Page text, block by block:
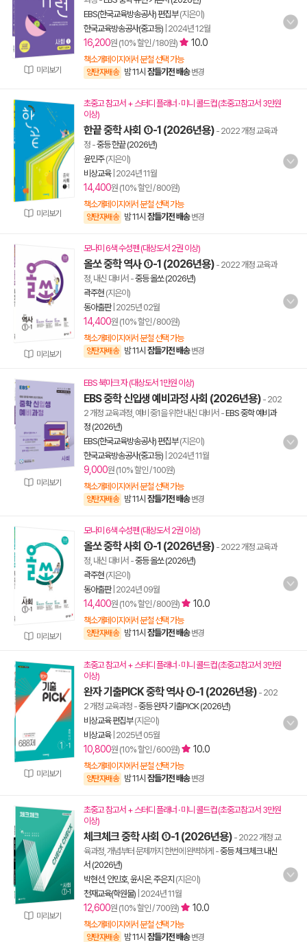
미리보기
EBS(한국교육방송공사) 편집부(지은이)
한국교육방송공사(중고등) 2024년 12월
16,200원 (10% 할인 / 180원) 10.0
책소개페이지에서 분철 선택 가능
양탄자배송 밤 11시 잠들기전 배송 변경
미리보기
초중고 참고서 + 스터디 플래너 · 미니 콜드컵 (초중고참고서 3만원
이상)
한끝 중학 사회 ①-1 (2026년용) - 2022 개정 교육과
정 -중등 한끝 (2026년)
윤민주(지은이)
비상교육| 2024년 11월
14,400원 (10% 할인 / 800원)
책소개페이지에서 분철 선택 가능
양탄자배송 밤 11시 잠들기전 배송 변경
미리보기
모나미 6색 수성펜 (대상도서 2권 이상)
올쏘 중학 역사 ①-1 (2026년용) - 2022 개정 교육과
정, 내신 대비서 -중등 올쏘 (2026년)
곽주현 (지은이)
동아출판| 2025년 02월
14,400원 (10% 할인 / 800원)
책소개페이지에서 분철 선택 가능
양탄자배송 밤 11시 잠들기전 배송 변경
미리보기
EBS 북마크 자 (대상도서 1만원 이상)
EBS 중학 신입생 예비과정 사회 (2026년용) - 202
2 개정 교육과정, 예비 중1을 위한 내신 대비서 -EBS 중학 예비과
정 (2026년)
EBS(한국교육방송공사) 편집부(지은이)
한국교육방송공사(중고등) 2024년 11월
9,000원 (10% 할인 / 100원)
책소개페이지에서 분철 선택 가능
양탄자배송 밤 11시 잠들기전 배송 변경
미리보기
모나미 6색 수성펜 (대상도서 2권 이상)
올쏘 중학 사회 ①-1 (2026년용) - 2022 개정 교육과
정, 내신 대비서 -중등 올쏘 (2026년)
곽주현 (지은이)
동아출판| 2024년 09월
14,400원 (10% 할인 / 800원) 10.0
책소개페이지에서 분철 선택 가능
양탄자배송 밤 11시 잠들기전 배송 변경
미리보기
초중고 참고서 + 스터디 플래너 · 미니 콜드컵 (초중고참고서 3만원
이상)
완자 기출PICK 중학 역사 ①-1 (2026년용) - 202
2 개정 교육과정 -중등 완자 기출PICK (2026년)
비상교육 편집부(지은이)
비상교육| 2025년 05월
10,800원 (10% 할인 / 600원) 10.0
책소개페이지에서 분철 선택 가능
양탄자배송 밤 11시 잠들기전 배송 변경
미리보기
초중고 참고서 + 스터디 플래너 · 미니 콜드컵 (초중고참고서 3만원
이상)
체크체크 중학 사회 ①-1 (2026년용) - 2022 개정 교
육과정, 개념부터 문제까지 한번에 완벽하게 -중등 체크체크 내신
서 (2026년)
박현선, 안민호, 윤시온, 주은지 (지은이)
천재교육(학원물) 2024년 11월
12,600원 (10% 할인 / 700원) 10.0
책소개페이지에서 분철 선택 가능
양탄자배송 밤 11시 잠들기전 배송 변경